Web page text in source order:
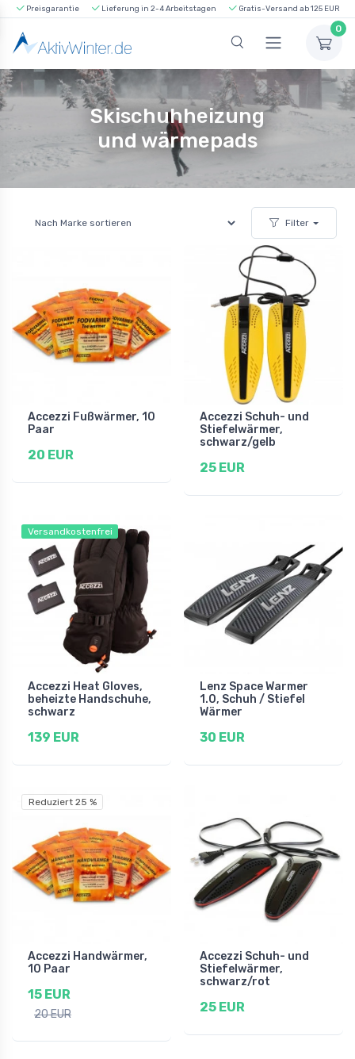
Preisgarantie Lieferung in 2-4 Arbeitstagen Gratis-Versand ab 125 EUR
0
Skischuhheizung
und wärmepads
Filter
Accezzi Fußwärmer, 10
Paar
20 EUR
Accezzi Schuh- und
Stiefelwärmer,
schwarz/gelb
25 EUR
Versandkostenfrei
Accezzi Heat Gloves,
beheizte Handschuhe,
schwarz
139 EUR
Lenz Space Warmer
1.0, Schuh / Stiefel
Wärmer
30 EUR
Reduziert 25 %
Accezzi Handwärmer,
10 Paar
15 EUR
20 EUR
Accezzi Schuh- und
Stiefelwärmer,
schwarz/rot
25 EUR